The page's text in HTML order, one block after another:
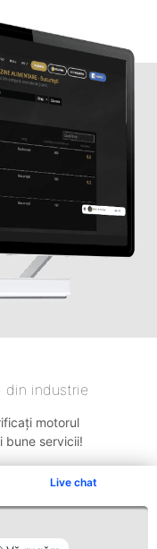
Live chat
din industrie
motorul
bune servicii!